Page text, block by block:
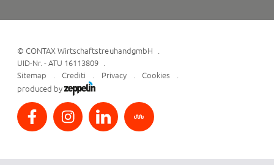
©CONTAX WirtschaftstreuhandgmbH
UID-Nr. - ATU 16113809
Sitemap
Crediti Privacy
Cookies
produced by